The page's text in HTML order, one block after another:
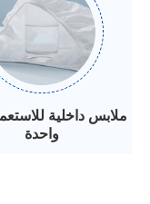
ملابس داخلية
واحدة